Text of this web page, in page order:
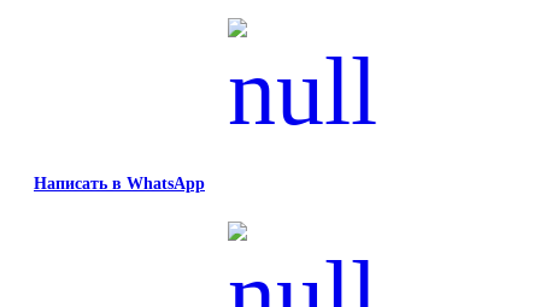
Написать в WhatsApp